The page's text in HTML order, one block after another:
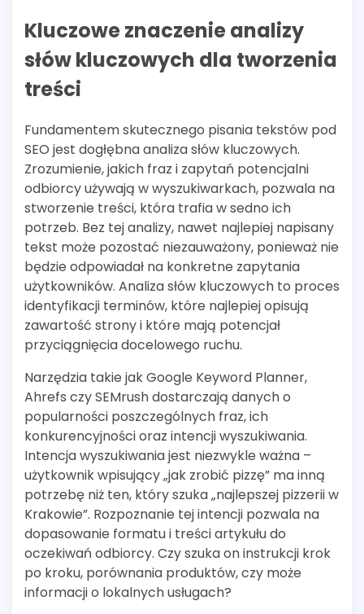
Kluczowe znaczenie analizy
słów kluczowych dla tworzenia
treści
Fundamentem skutecznego pisania tekstów pod
SEO jest dogłębna analiza słów kluczowych.
Zrozumienie, jakich fraz i zapytań potencjalni
odbiorcy używają w wyszukiwarkach, pozwala na
stworzenie treści, która trafia w sedno ich
potrzeb. Bez tej analizy, nawet najlepiej napisany
tekst może pozostać niezauważony, ponieważ nie
będzie odpowiadał na konkretne zapytania
użytkowników. Analiza słów kluczowych to proces
identyfikacji terminów, które najlepiej opisują
zawartość strony i które mają potencjał
przyciągnięcia docelowego ruchu.
Narzędzia takie jak Google Keyword Planner,
Ahrefs czy SEMrush dostarczają danych o
popularności poszczególnych fraz, ich
konkurencyjności oraz intencji wyszukiwania.
Intencja wyszukiwania jest niezwykle ważna –
użytkownik wpisujący „jak zrobić pizzę” ma inną
potrzebę niż ten, który szuka „najlepszej pizzerii w
Krakowie”. Rozpoznanie tej intencji pozwala na
dopasowanie formatu i treści artykułu do
oczekiwań odbiorcy. Czy szuka on instrukcji krok
po kroku, porównania produktów, czy może
informacji o lokalnych usługach?